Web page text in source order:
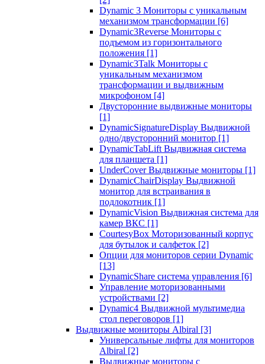
Dynamic 3 Мониторы с уникальным
механизмом трансформации [6]
Dynamic3Reverse Мониторы с
подъемом из горизонтального
положения [1]
Dynamic3Talk Мониторы с
уникальным механизмом
трансформации и выдвижным
микрофоном [4]
Двусторонние выдвижные мониторы
[1]
DynamicSignatureDisplay Выдвижной
одно/двусторонний монитор [1]
DynamicTabLift Выдвижная система
для планшета [1]
UnderCover Выдвижные мониторы [1]
DynamicChairDisplay Выдвижной
монитор для встраивания в
подлокотник [1]
DynamicVision Выдвижная система для
камер ВКС [1]
CourtesyBox Моторизованный корпус
для бутылок и салфеток [2]
Опции для мониторов серии Dynamic
[13]
DynamicShare система управления [6]
Управление моторизованными
устройствами [2]
Dynamic4 Выдвижной мультимедиа
стол переговоров [1]
Выдвижные мониторы Albiral [3]
Универсальные лифты для мониторов
Albiral [2]
Выдвижные мониторы с